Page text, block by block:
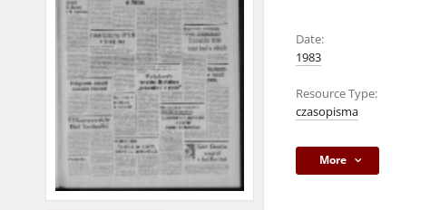
Date:
1983
Resource Type:
czasopisma
More